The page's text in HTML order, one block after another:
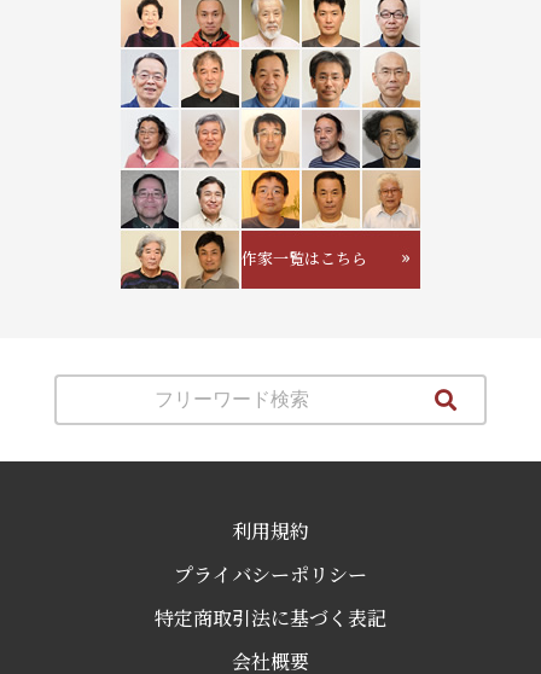
作家一覧はこちら
利用規約
プライバシーポリシー
特定商取引法に基づく表記
会社概要